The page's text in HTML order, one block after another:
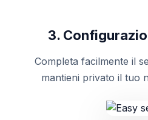
3.
Completa facilmente il
mantieni privato il tuo